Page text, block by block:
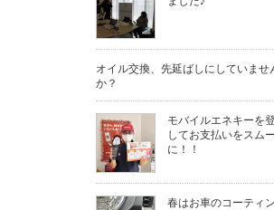
オイル交換、先延ばしにしていませ
か？
モバイルエネキーを
してお支払いをスム
に！！
春はお車のコーティ